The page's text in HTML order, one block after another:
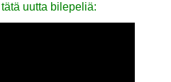
uutta bilepeliä: